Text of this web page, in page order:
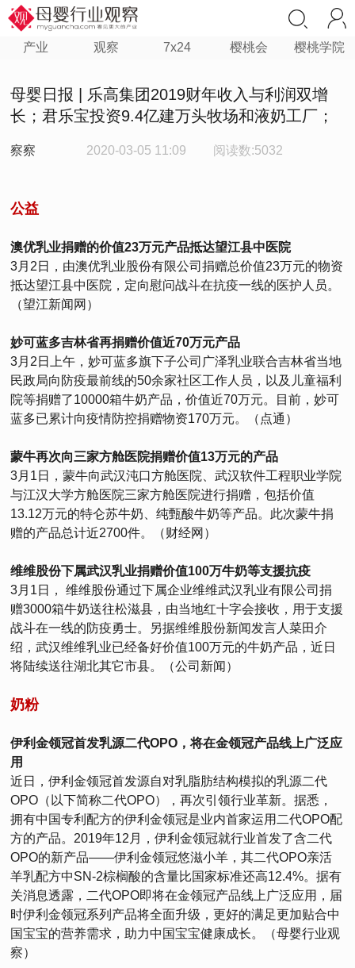
产业 观察 7x24 樱桃会 樱桃学院
母婴日报 | 乐高集团2019财年收入与利润双增
长；君乐宝投资9.4亿建万头牧场和液奶工厂；
察察 2020-03-05 11:09 阅读数:5032
公益
澳优乳业捐赠的价值23万元产品抵达望江县中医院
3月2日，由澳优乳业股份有限公司捐赠总价值23万元的物资
抵达望江县中医院，定向慰问战斗在抗疫一线的医护人员。
（望江新闻网）
妙可蓝多吉林省再捐赠价值近70万元产品
3月2日上午，妙可蓝多旗下子公司广泽乳业联合吉林省当地
民政局向防疫最前线的50余家社区工作人员，以及儿童福利
院等捐赠了10000箱牛奶产品，价值近70万元。目前，妙可
蓝多已累计向疫情防控捐赠物资170万元。（点通）
蒙牛再次向三家方舱医院捐赠价值13万元的产品
3月1日，蒙牛向武汉沌口方舱医院、武汉软件工程职业学院
与江汉大学方舱医院三家方舱医院进行捐赠，包括价值
13.12万元的特仑苏牛奶、纯甄酸牛奶等产品。此次蒙牛捐
赠的产品总计近2700件。（财经网）
维维股份下属武汉乳业捐赠价值100万牛奶等支援抗疫
3月1日， 维维股份通过下属企业维维武汉乳业有限公司捐
赠3000箱牛奶送往松滋县，由当地红十字会接收，用于支援
战斗在一线的防疫勇士。另据维维股份新闻发言人菜田介
绍，武汉维维乳业已经备好价值100万元的牛奶产品，近日
将陆续送往湖北其它市县。（公司新闻）
奶粉
伊利金领冠首发乳源二代OPO，将在金领冠产品线上广泛应
用
近日，伊利金领冠首发源自对乳脂肪结构模拟的乳源二代
OPO（以下简称二代OPO），再次引领行业革新。据悉，
拥有中国专利配方的伊利金领冠是业内首家运用二代OPO配
方的产品。2019年12月，伊利金领冠就行业首发了含二代
OPO的新产品——伊利金领冠悠滋小羊，其二代OPO亲活
羊乳配方中SN-2棕榈酸的含量比国家标准还高12.4%。据有
关消息透露，二代OPO即将在金领冠产品线上广泛应用，届
时伊利金领冠系列产品将全面升级，更好的满足更加贴合中
国宝宝的营养需求，助力中国宝宝健康成长。（母婴行业观
察）